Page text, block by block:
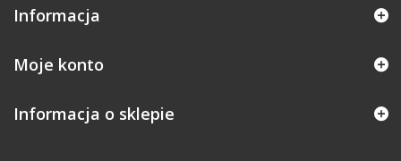
Informacja
Moje konto
Informacja o sklepie